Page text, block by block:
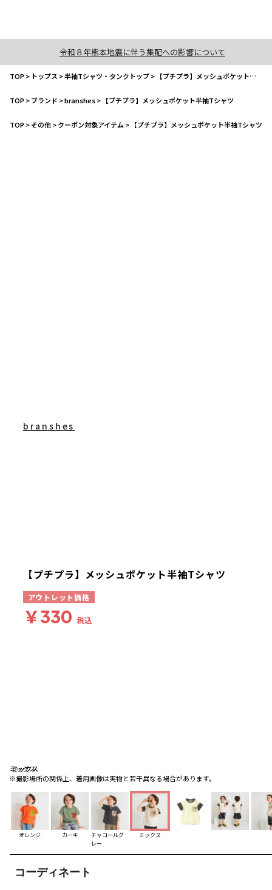
令和８年熊本地震に伴う集配への影響について
TOP> トップス >半袖Tシャツ・タンクトップ> 【プチプラ】メッシュポケット半袖Tシャツ
TOP>ブランド >branshes> 【プチプラ】メッシュポケット半袖Tシャツ
TOP>その他>クーポン対象アイテム > 【プチプラ】メッシュポケット半袖Tシャツ
ミックス
※撮影場所の関係上、着用画像は実物と若干異なる場合があります。
ミックス
ミックス
オレンジ カーキ
チャコールグ
レー
ミックス
コーディネート
branshes
【プチプラ】メッシュポケット半袖Tシャツ
アウトレット価格
￥330 税込